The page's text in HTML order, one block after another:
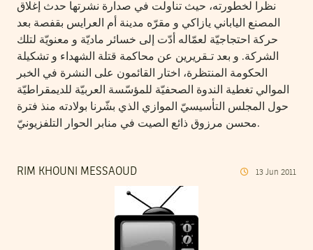
نظرا لخطورته، حيث تناولت في صدارة نشرتها حدث إغلاق
المصنع الياباني يازاكي و مقرّه مدينة أم العرايس بقفصة بعد
حركة احتجاجيّة لعمّاله أدّت إلى خسائر ماديّة و معنويّة لتلك
الشركة. و بعد تـقريرين عن محاكمة قتلة الشهداء و تشكيلة
الحكومة المنتظرة، اختار القائمون على النشرة في الخبر
الموالي تغطية الندوة الصحفيّة للمؤسّسة العربيّة للديمقراطيّة
حول المجلس التأسيسيّ الموازي الذي بشّرنا بولادته منذ فترة
محسن مرزوق ذائع الصيت في منابر الحوار التلفزيونيّ.
RIM KHOUNI MESSAOUD 13 Jun 2011